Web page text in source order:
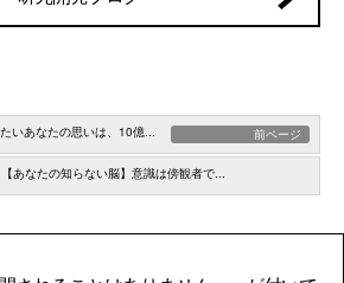
いあなたの思いは、10億... 前ページ
【あなたの知らない脳】意識は傍観者で...